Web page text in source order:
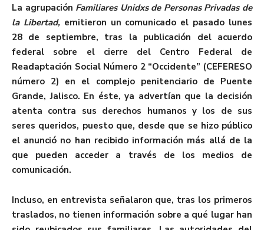
La agrupación Familiares Unidxs de Personas Privadas de
la Libertad,emitieron un comunicado el pasado lunes
28 de septiembre, tras la publicación del acuerdo
federal sobre el cierre del Centro Federal de
Readaptación Social Número 2 “Occidente” (CEFERESO
número 2) en el complejo penitenciario de Puente
Grande, Jalisco. En éste, ya advertían que la decisión
atenta contra sus derechos humanos y los de sus
seres queridos, puesto que, desde que se hizo público
el anunció no han recibido información más allá de la
que pueden acceder a través de los medios de
comunicación.
Incluso, en entrevista señalaron que, tras los primeros
traslados, no tienen información sobre a qué lugar han